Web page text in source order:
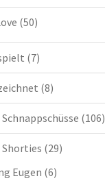
(50)
(7)
(8)
(106)
(29)
Eugen (6)